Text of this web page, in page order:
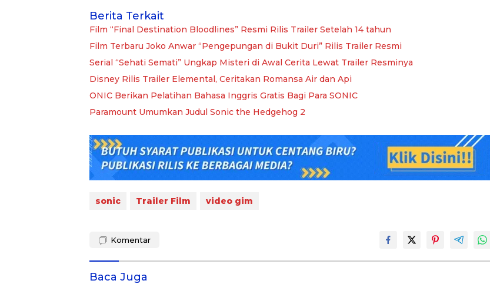
Berita Terkait
Film “Final Destination Bloodlines” Resmi Rilis Trailer Setelah 14 tahun
Film Terbaru Joko Anwar “Pengepungan di Bukit Duri” Rilis Trailer Resmi
Serial “Sehati Semati” Ungkap Misteri di Awal Cerita Lewat Trailer Resminya
Disney Rilis Trailer Elemental, Ceritakan Romansa Air dan Api
ONIC Berikan Pelatihan Bahasa Inggris Gratis Bagi Para SONIC
Paramount Umumkan Judul Sonic the Hedgehog 2
sonic Trailer Film video gim
Komentar
Baca Juga